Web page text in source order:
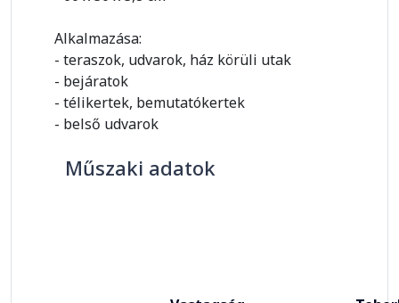
Alkalmazása:
- teraszok, udvarok, ház körüli utak
- bejáratok
- télikertek, bemutatókertek
- belső udvarok
Műszaki adatok